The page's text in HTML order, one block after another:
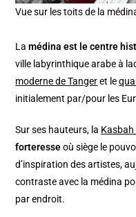
Vue sur les toits de la
Lamédina est le centre
ville labyrinthique arabe à
moderne de Tangeret le
initialement par/pour les
Sur ses hauteurs, la Kasbah
forteresseoù siège le
d’inspiration des artistes,
contraste avec la médina
par endroit.